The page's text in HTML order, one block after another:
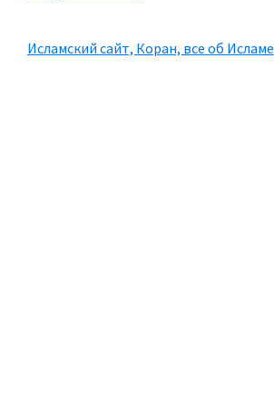
Исламский сайт, Коран, все об Исламе